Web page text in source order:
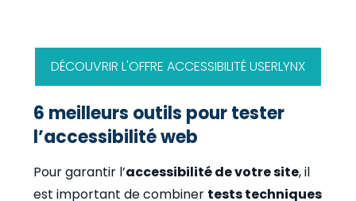
DÉCOUVRIR L'OFFRE ACCESSIBILITÉ USERLYNX
6 meilleurs outils pour tester
l’accessibilité web
Pour garantir l’accessibilité de votre site, il
est important de combiner tests techniques